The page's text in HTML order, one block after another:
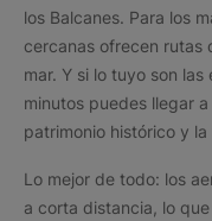
los Balcanes. Para los
cercanas ofrecen rutas
mar. Y si lo tuyo son
minutos puedes llegar
patrimonio histórico y la
Lo mejor de todo: los
a corta distancia, lo